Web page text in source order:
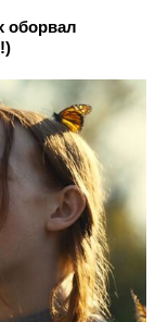
оборвал